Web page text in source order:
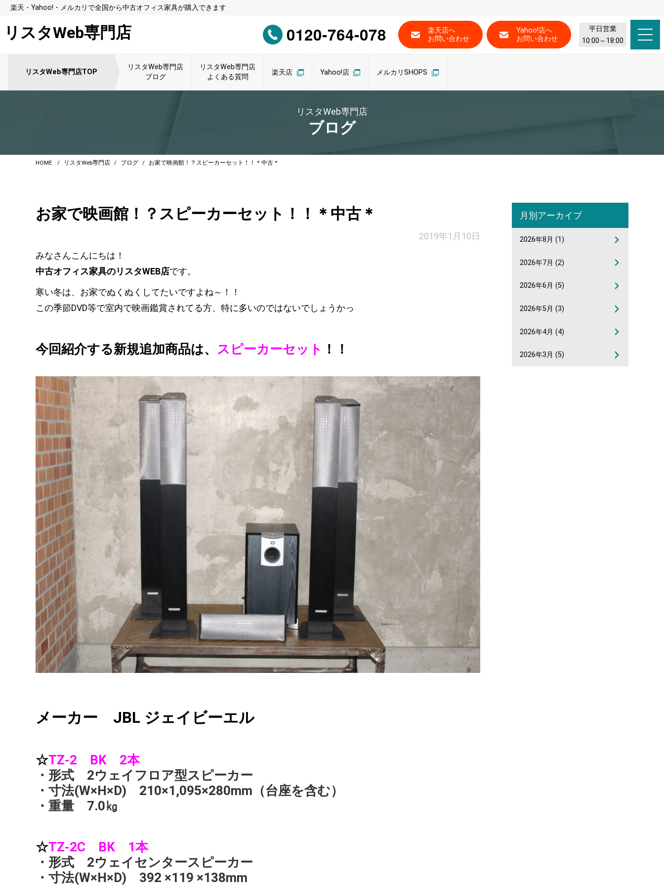
楽天・Yahoo!・メルカリで全国から中古オフィス家具が購入できます
リスタWeb専門店 0120-764-078
楽天店へ
お問い合わせ
Yahoo!店へ
お問い合わせ
平日営業
10:00～18:00
リスタWeb専門店TOP
リスタWeb専門店
ブログ
リスタWeb専門店
よくある質問
楽天店 Yahoo!店 メルカリSHOPS
リスタWeb専門店
ブログ
HOME リスタWeb専門店 ブログ お家で映画館！？スピーカーセット！！＊中古＊
お家で映画館！？スピーカーセット！！＊中古＊
2019年1月10日
みなさんこんにちは！
中古オフィス家具のリスタWEB店です。
寒い冬は、お家でぬくぬくしてたいですよね～！！
この季節DVD等で室内で映画鑑賞されてる方、特に多いのではないでしょうかっ
今回紹介する新規追加商品は、 スピーカーセット ！！
メーカー JBL ジェイビーエル
☆TZ-2 BK 2本
・形式 2ウェイフロア型スピーカー
・寸法(W×H×D) 210×1,095×280mm（台座を含む）
・ 重量 7.0㎏
☆TZ-2C BK 1本
・形式 2ウェイセンタースピーカー
・寸法(W×H×D) 392 ×119 ×138mm
月別アーカイブ
2026年8月 (1)
2026年7月 (2)
2026年6月 (5)
2026年5月 (3)
2026年4月 (4)
2026年3月 (5)